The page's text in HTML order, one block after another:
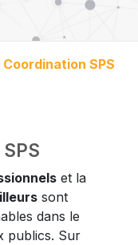
Coordination SPS
et la
sont
dans le
publics. Sur